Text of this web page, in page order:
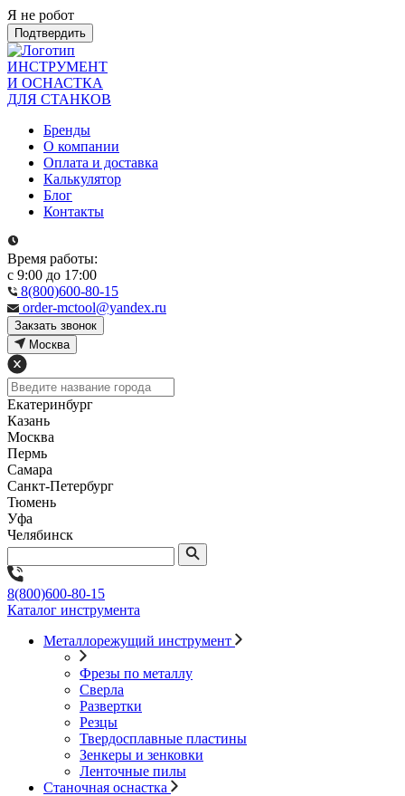
Я не робот
Подтвердить
ИНСТРУМЕНТ
И ОСНАСТКА
ДЛЯ СТАНКОВ
Бренды
О компании
Оплата и доставка
Калькулятор
Блог
Контакты
Время работы:
с 9:00 до 17:00
8(800)600-80-15
order-mctool@yandex.ru
Закзать звонок
Москва
Екатеринбург
Казань
Москва
Пермь
Самара
Санкт-Петербург
Тюмень
Уфа
Челябинск
8(800)600-80-15
Каталог инструмента
Металлорежущий инструмент
Фрезы по металлу
Сверла
Развертки
Резцы
Твердосплавные пластины
Зенкеры и зенковки
Ленточные пилы
Станочная оснастка